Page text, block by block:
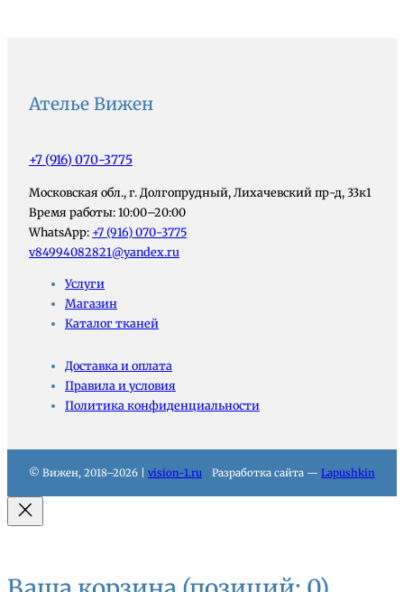
Ателье Вижен
+7 (916) 070-3775
Московская обл., г. Долгопрудный, Лихачевский пр-д, 33к1
Время работы: 10:00–20:00
WhatsApp: +7 (916) 070-3775
v84994082821@yandex.ru
Услуги
Магазин
Каталог тканей
Доставка и оплата
Правила и условия
Политика конфиденциальности
© Вижен, 2018–2026 | vision-1.ru Разработка сайта — Lapushkin